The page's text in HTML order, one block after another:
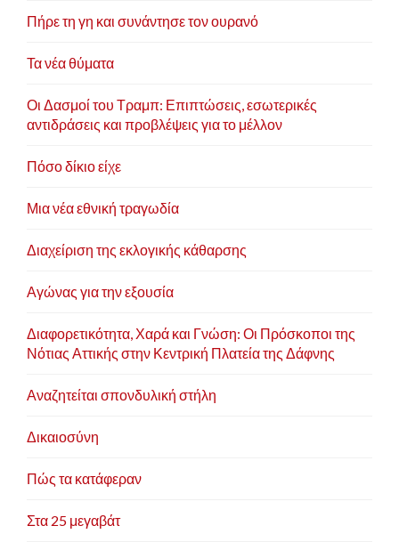
Πήρε τη γη και συνάντησε τον ουρανό
Τα νέα θύματα
Οι Δασμοί του Τραμπ: Επιπτώσεις, εσωτερικές
αντιδράσεις και προβλέψεις για το μέλλον
Πόσο δίκιο είχε
Μια νέα εθνική τραγωδία
Διαχείριση της εκλογικής κάθαρσης
Αγώνας για την εξουσία
Διαφορετικότητα, Χαρά και Γνώση: Οι Πρόσκοποι της
Νότιας Αττικής στην Κεντρική Πλατεία της Δάφνης
Αναζητείται σπονδυλική στήλη
Δικαιοσύνη
Πώς τα κατάφεραν
Στα 25 μεγαβάτ